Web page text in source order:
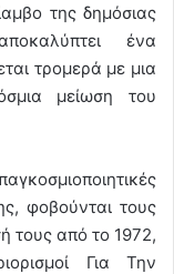
της δημόσιας
ένα
τρομερά με μια
μείωση του
φοβούνται τους
τους από το 1972,
Για Την